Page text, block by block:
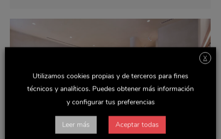
X
Utilizamos cookies propias y de terceros para fines
técnicos y analíticos. Puedes obtener más información
y configurar tus preferencias
Leer más Aceptar todas